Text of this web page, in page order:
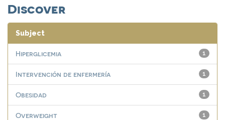
Discover
Subject
1
Hiperglicemia
1
Intervención de enfermería
1
Obesidad
1
Overweight